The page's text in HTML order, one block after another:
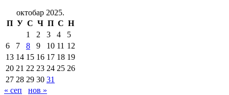
октобар 2025.
П У С Ч П С Н
1
2 3 4
5
6
7 8 9 10 11 12
13 14 15 16 17 18 19
20 21 22 23 24 25 26
27 28 29 30 31
« сеп
нов »